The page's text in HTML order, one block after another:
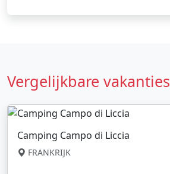
Vergelijkbare vakanties
Camping Campo di Liccia
FRANKRIJK